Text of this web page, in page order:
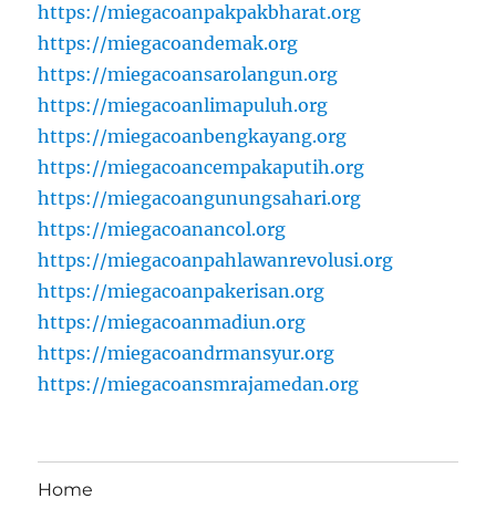
https://miegacoanpakpakbharat.org
https://miegacoandemak.org
https://miegacoansarolangun.org
https://miegacoanlimapuluh.org
https://miegacoanbengkayang.org
https://miegacoancempakaputih.org
https://miegacoangunungsahari.org
https://miegacoanancol.org
https://miegacoanpahlawanrevolusi.org
https://miegacoanpakerisan.org
https://miegacoanmadiun.org
https://miegacoandrmansyur.org
https://miegacoansmrajamedan.org
Home